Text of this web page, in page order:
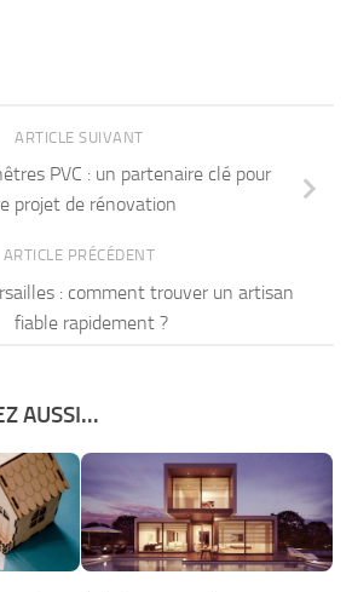
ARTICLE SUIVANT
PVC : un partenaire clé pour
projet de rénovation
ARTICLE PRÉCÉDENT
: comment trouver un artisan
fiable rapidement ?
AUSSI...